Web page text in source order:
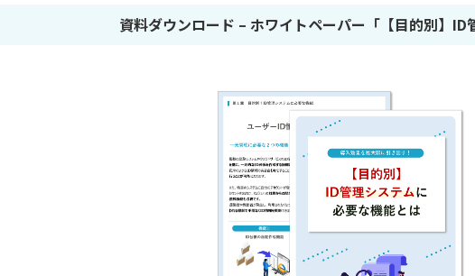
資料ダウンロード – ホワイトペーパー「【目的別】ID